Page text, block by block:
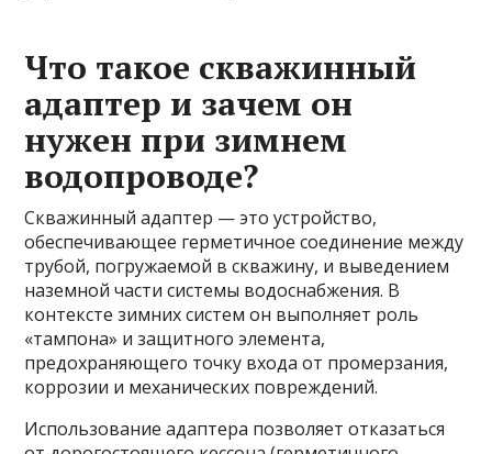
Что такое скважинный
адаптер и зачем он
нужен при зимнем
водопроводе?
Скважинный адаптер — это устройство,
обеспечивающее герметичное соединение между
трубой, погружаемой в скважину, и выведением
наземной части системы водоснабжения. В
контексте зимних систем он выполняет роль
«тампона» и защитного элемента,
предохраняющего точку входа от промерзания,
коррозии и механических повреждений.
Использование адаптера позволяет отказаться